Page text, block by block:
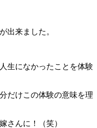
出来ました。
生になかったことを体験
だけこの体験の意味を理
さんに！（笑）